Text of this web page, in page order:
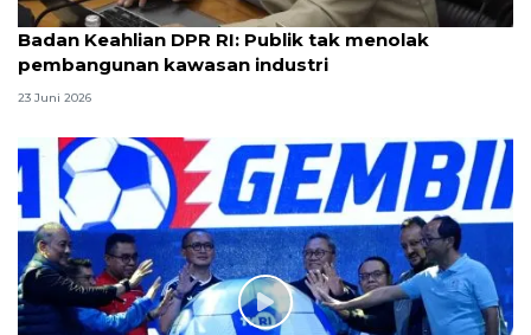
Badan Keahlian DPR RI: Publik tak menolak
pembangunan kawasan industri
23 Juni 2026